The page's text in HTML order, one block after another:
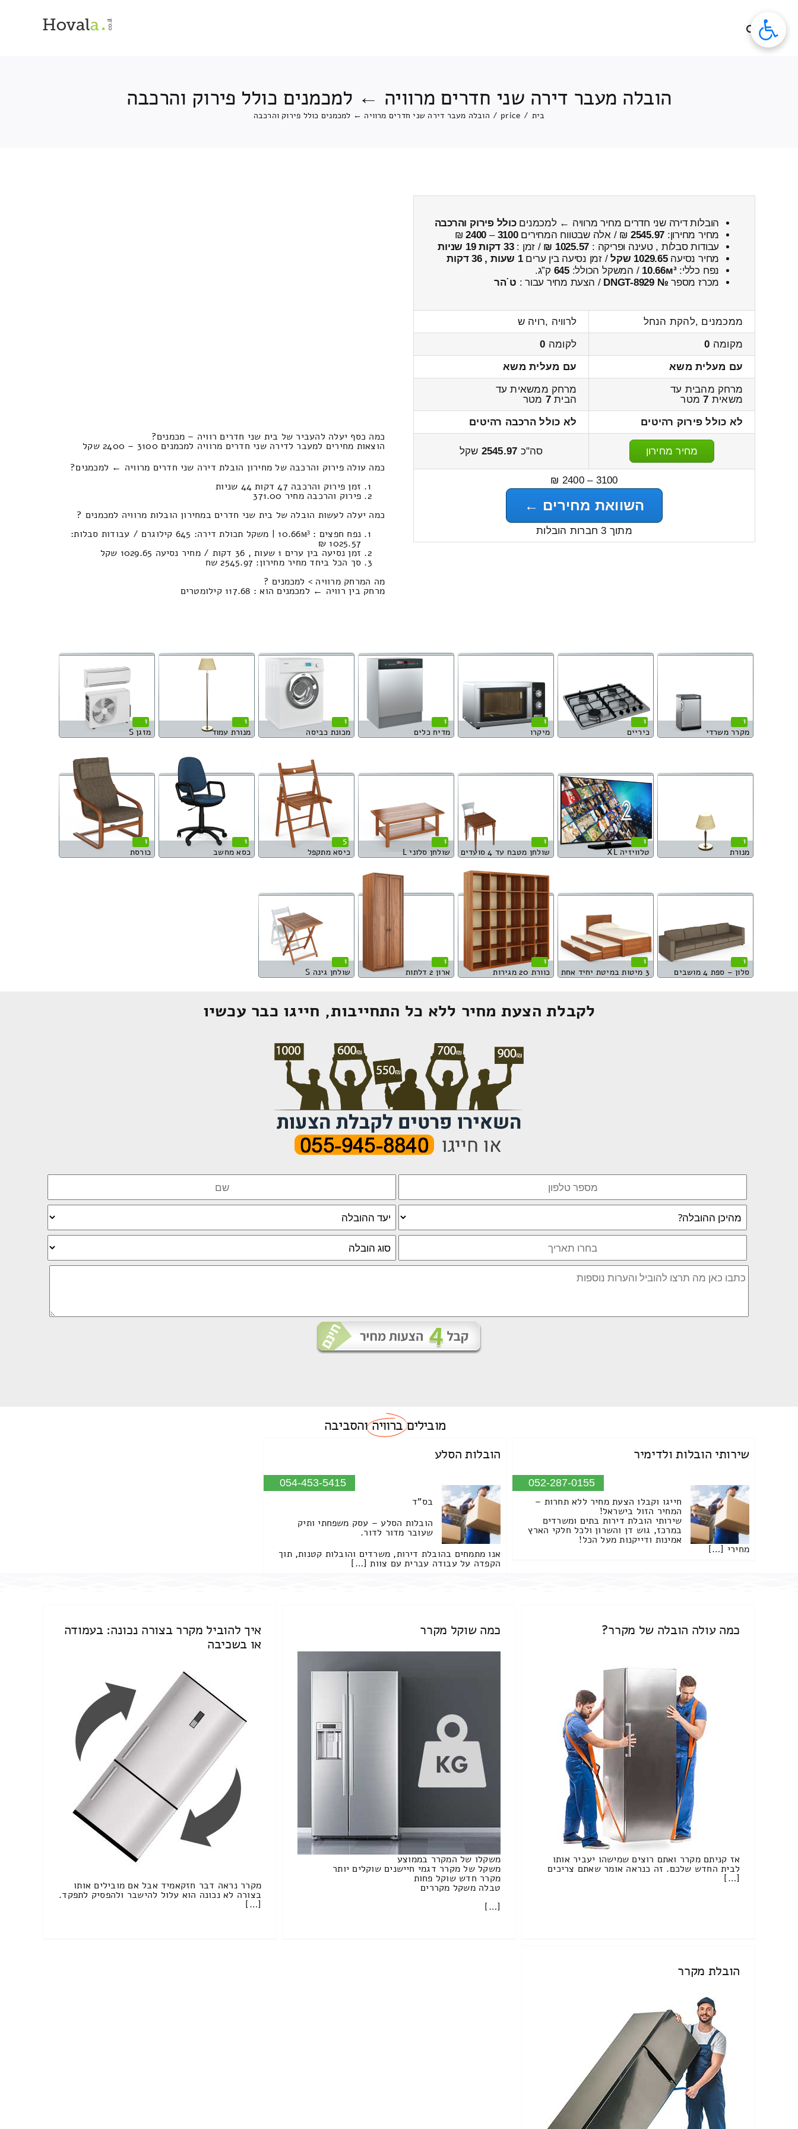
הובלה מעבר דירה שני חדרים מרוויה ← למכמנים כולל פירוק והרכבה
בית /
price
/ הובלה מעבר דירה שני חדרים מרוויה ← למכמנים כולל פירוק והרכבה
הובלות דירה שני חדרים מחיר מרוויה ← למכמניםכולל פירוק והרכבה
מחיר מחירון: 2545.97 ₪ / אלה שבטווח המחירים3100
–
2400
₪
עבודות סבלות , טעינה ופריקה : 1025.57 ₪ / זמן :33 דקות 19 שניות
מחיר נסיעה1029.65 שקל / זמן נסיעה בין ערים1 שעות , 36 דקות
נפח כללי:10.66м³ / המשקל הכולל:645 ק”ג.
מכרז מספר № DNGT-8929 / הצעת מחיר עבור : ט˙הר
ממכמנים ,להקת הנחל
לרוויה ,רויה ש
מקומה 0 לקומה 0
עם מעלית משא
עם מעלית משא
מרחק מהבית עד
משאית 7מטר
מרחק ממשאית עד
הבית7 מטר
לא כולל פירוק רהיטים
לא כולל הרכבה רהיטים
מחיר מחירון סה"כ 2545.97 שקל
3100 – 2400 ₪
השוואת מחירים ←
מתוך 3 חברות הובלות
כמה כסף יעלה להעביר של בית שני חדרים רוויה – מכמנים?
הוצאות מחירים למעבר לדירה שני חדרים מרוויה למכמנים 3100 – 2400 שקל
כמה עולה פירוק והרכבה של מחירון הובלת דירה שני חדרים מרוויה ← למכמנים?
זמן פירוק והרכבה 47 דקות 44 שניות
פירוק והרכבה מחיר 371.00
כמה יעלה לעשות הובלה של בית שני חדרים במחירון הובלות מרוויה למכמנים ?
נפח חפצים : 10.66м³ | משקל תכולת דירה: 645 קילוגרם / עבודות סבלות:
1025.57 ₪
זמן נסיעה בין ערים 1 שעות , 36 דקות / מחיר נסיעה 1029.65 שקל
סך הכל ביחד מחיר מחירון: 2545.97 שח
מה המרחק מרוויה > למכמנים ?
מרחק בין רוויה ← למכמנים הוא : 117.68 קילומטרים
1
מקרר משרדי
1
כיריים
1
מיקרו
1
מדיח כלים
1
מכונת כביסה
1
מנורת עמוד
1
מזגן S
1
מנורת
1
טלוויזיה XL
1
שולחן מטבח עד 4 סועדים
1
שולחן סלוני L
5
כיסא מתקפל
1
כסא מחשב
1
כורסת
1
סלון – ספת 4 מושבים
1
3 מיטות במיטת יחיד אחת
1
כוורת 20 מגירות
1
ארון 2 דלתות
1
שולחן גינה S
לקבלת הצעת מחיר ללא כל התחייבות, חייגו כבר עכשיו
מוביליםברוויהוהסביבה
שירותי הובלות ולדימיר
052-287-0155
חייגו וקבלו הצעת מחיר ללא תחרות –
המחיר הזול בישראל!
שירותי הובלת דירות בתים ומשרדים
במרכז, גוש דן והשרון ולכל חלקי הארץ
אמינות ודייקנות מעל הכל!
מחירי […]
הובלות הסלע
054-453-5415
בס"ד
הובלות הסלע – עסק משפחתי ותיק
שעובר מדור לדור.
אנו מתמחים בהובלת דירות, משרדים והובלות קטנות, תוך
הקפדה על עבודה עברית עם צוות […]
כמה עולה הובלה של מקרר?
אז קניתם מקרר ואתם רוצים שמישהו יעביר אותו
לבית החדש שלכם. זה כנראה אומר שאתם צריכים
[…]
כמה שוקל מקרר
משקלו של המקרר בממוצע
משקל של מקרר דגמי חיישנים שוקלים יותר
מקרר חדש שוקל פחות
טבלה משקל מקררים
[…]
איך להוביל מקרר בצורה נכונה: בעמודה
או בשכיבה
מקרר נראה דבר חזקאמיד אבל אם מובילים אותו
בצורה לא נכונה הוא עלול להישבר ולהפסיק לתפקד.
[…]
הובלת מקרר